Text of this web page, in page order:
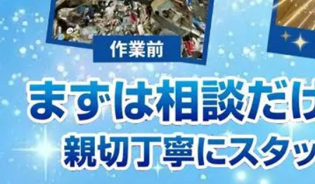
2023/01/12
買取・片付けのアイワクリーン
2023/07/24
中日新聞 岐阜版「空き家対策SOS」コーナーに掲載いただきまし…